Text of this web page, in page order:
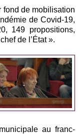
fond de mobilisation
de Covid-19,
149 propositions,
de l’État ».
au franc-